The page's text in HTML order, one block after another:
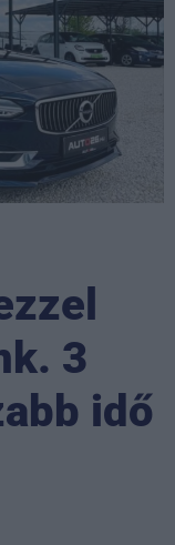
3
idő